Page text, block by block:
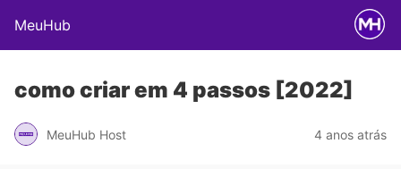
MeuHub
como criar em 4 passos [2022]
MeuHub Host 4 anos atrás